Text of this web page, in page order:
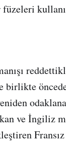
ve İngiliz